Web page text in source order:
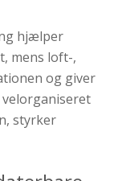
hjælper
mens loft-,
og giver
styrker